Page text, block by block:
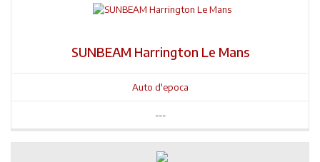
SUNBEAM Harrington Le Mans
Auto d'epoca
---